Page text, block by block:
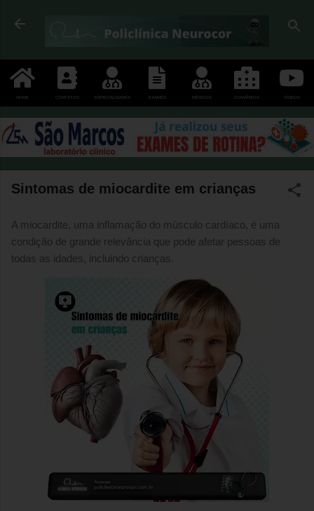
HOME CONTATOS ESPECIALIDADES EXAMES MÉDICOS CONVÊNIOS VÍDEOS
Sintomas de miocardite em crianças
A miocardite, uma inflamação do músculo cardíaco, é uma
condição de grande relevância que pode afetar pessoas de
todas as idades, incluindo crianças.